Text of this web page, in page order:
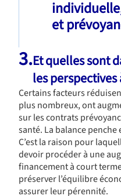
et
3.Et quelles sont
les
Certains facteurs
plus nombreux, ont
sur les contrats
santé. La balance
C’est la raison pour
devoir procéder à une
financement à court
préserver l’équilibre
assurer leur pérennité.